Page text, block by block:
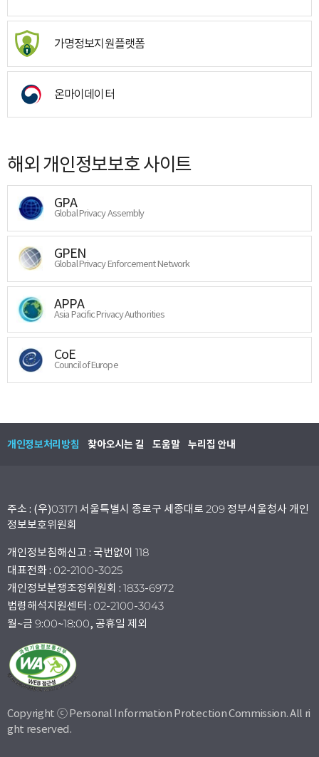
가명정보지원플랫폼
온마이데이터
해외 개인정보보호 사이트
GPA
Global Privacy Assembly
GPEN
Global Privacy Enforcement Network
APPA
Asia Pacific Privacy Authorities
CoE
Council of Europe
개인정보처리방침 찾아오시는 길 도움말 누리집 안내
주소 : (우)03171 서울특별시 종로구 세종대로 209 정부서울청사 개인
정보보호위원회
개인정보침해신고 : 국번없이 118
대표전화 : 02-2100-3025
개인정보분쟁조정위원회 : 1833-6972
법령해석지원센터 : 02-2100-3043
월~금 9:00~18:00, 공휴일 제외
Copyright ⓒ Personal Information Protection Commission. All ri
ght reserved.